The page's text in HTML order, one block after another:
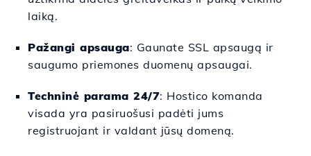
laiką.
Pažangi apsauga: Gaunate SSL apsaugą ir
saugumo priemones duomenų apsaugai.
Techninė parama 24/7: Hostico komanda
visada yra pasiruošusi padėti jums
registruojant ir valdant jūsų domeną.